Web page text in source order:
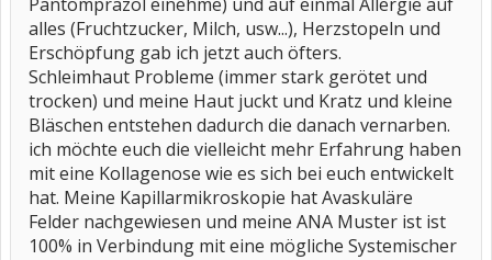
alles (Fruchtzucker, Milch, usw...), Herzstopeln und
Erschöpfung gab ich jetzt auch öfters.
Schleimhaut Probleme (immer stark gerötet und
trocken) und meine Haut juckt und Kratz und kleine
Bläschen entstehen dadurch die danach vernarben.
ich möchte euch die vielleicht mehr Erfahrung haben
mit eine Kollagenose wie es sich bei euch entwickelt
hat. Meine Kapillarmikroskopie hat Avaskuläre
Felder nachgewiesen und meine ANA Muster ist ist
100% in Verbindung mit eine mögliche Systemischer